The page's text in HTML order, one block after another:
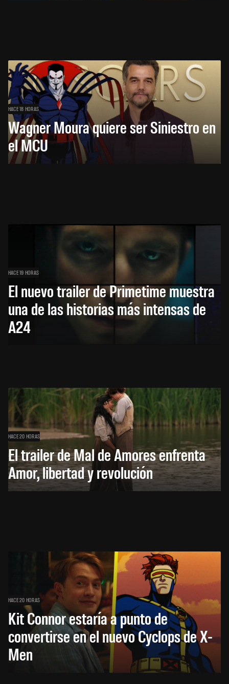
HACE 18 HORAS
Wagner Moura quiere ser Siniestro en
el MCU
HACE 19 HORAS
El nuevo trailer de Primetime muestra
una de las historias más intensas de
A24
HACE 20 HORAS
El trailer de Mal de Amores enfrenta
Amor, libertad y revolución
HACE 20 HORAS
Kit Connor estaría a punto de
convertirse en el nuevo Cyclops de X-
Men